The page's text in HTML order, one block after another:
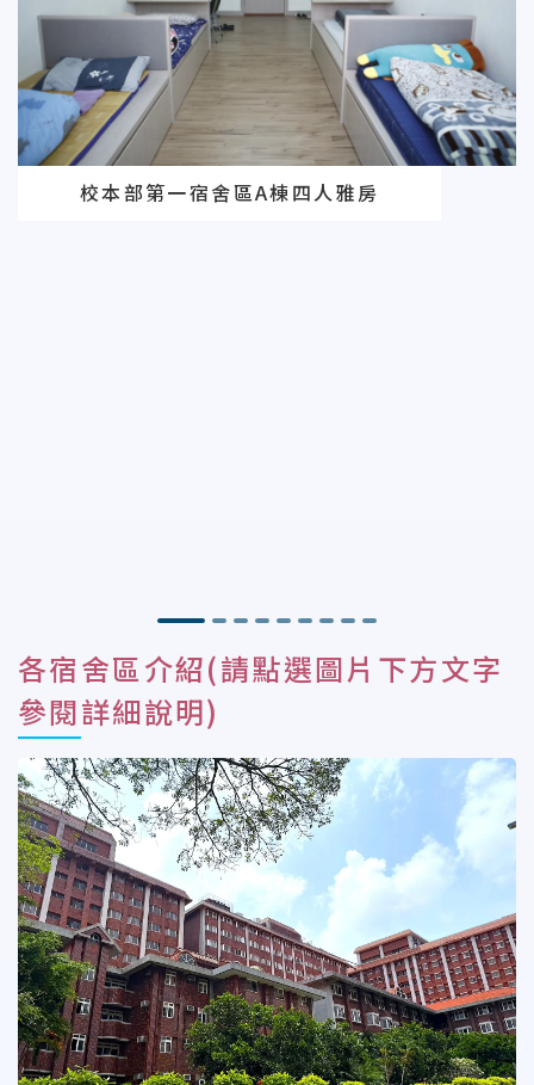
校本部第一宿舍區A棟四人雅房
各宿舍區介紹(請點選圖片下方文字
參閱詳細說明)